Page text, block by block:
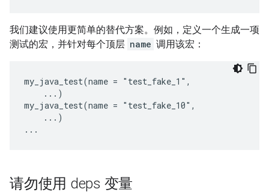
我们建议使用更简单的替代方案。例如，定义一个生成一项
测试的宏，并针对每个顶层 name 调用该宏：
my_java_test(name = "test_fake_1",
    ...)
my_java_test(name = "test_fake_10",
    ...)
请勿使用 deps 变量